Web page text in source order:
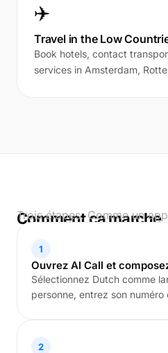
✈️
Travel in the Low
Book hotels, contact
services in Amsterdam,
Comment ça marche
Trois étapes. Comme un
1
Ouvrez AI Call et
Sélectionnez Dutch comme
personne, entrez son
2